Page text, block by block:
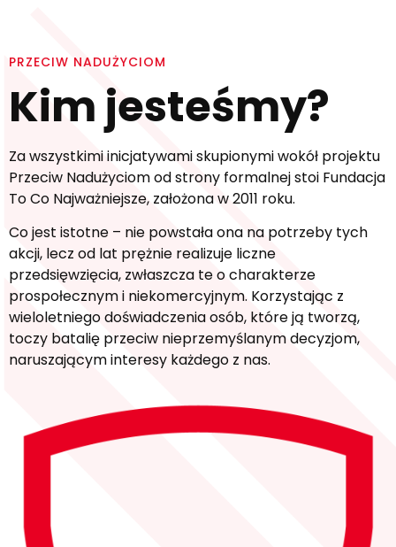
PRZECIW NADUŻYCIOM
Kim jesteśmy?
Za wszystkimi inicjatywami skupionymi wokół projektu
Przeciw Nadużyciom od strony formalnej stoi Fundacja
To Co Najważniejsze, założona w 2011 roku.
Co jest istotne – nie powstała ona na potrzeby tych
akcji, lecz od lat prężnie realizuje liczne
przedsięwzięcia, zwłaszcza te o charakterze
prospołecznym i niekomercyjnym. Korzystając z
wieloletniego doświadczenia osób, które ją tworzą,
toczy batalię przeciw nieprzemyślanym decyzjom,
naruszającym interesy każdego z nas.